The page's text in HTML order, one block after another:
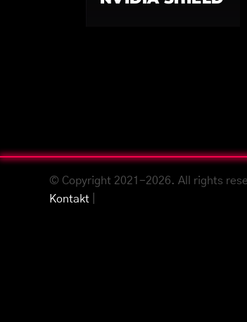
© Copyright 2021-2026. All rights
Kontakt